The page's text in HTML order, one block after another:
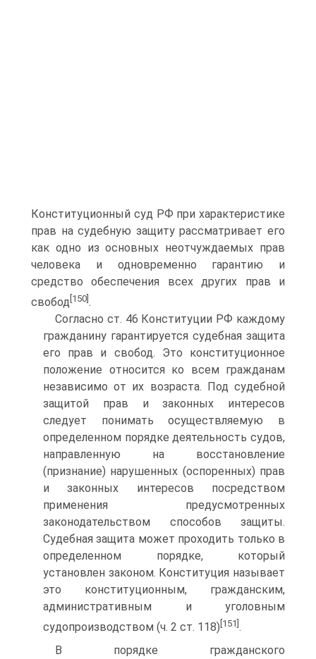
Конституционный суд РФ при характеристике
прав на судебную защиту рассматривает его
как одно из основных неотчуждаемых прав
человека и одновременно гарантию и
средство обеспечения всех других прав и
свобод [150] .
Согласно ст. 46 Конституции РФ каждому
гражданину гарантируется судебная защита
его прав и свобод. Это конституционное
положение относится ко всем гражданам
независимо от их возраста. Под судебной
защитой прав и законных интересов
следует понимать осуществляемую в
определенном порядке деятельность судов,
направленную на восстановление
(признание) нарушенных (оспоренных) прав
и законных интересов посредством
применения предусмотренных
законодательством способов защиты.
Судебная защита может проходить только в
определенном порядке, который
установлен законом. Конституция называет
это конституционным, гражданским,
административным и уголовным
судопроизводством (ч. 2 ст. 118) [151] .
В порядке гражданского